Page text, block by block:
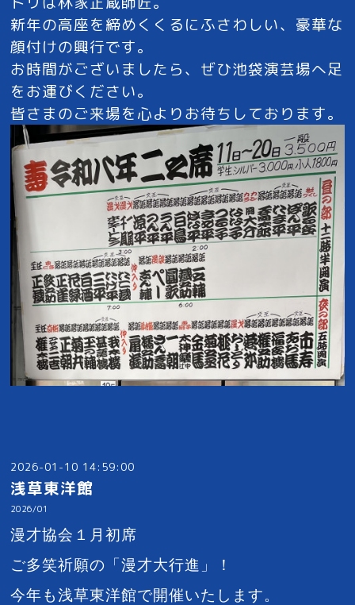
新年の高座を締めくくるにふさわしい、豪華な
顔付けの興行です。
お時間がございましたら、ぜひ池袋演芸場へ足
をお運びください。
皆さまのご来場を心よりお待ちしております。
2026-01-10 14:59:00
浅草東洋館
2026/01
漫才協会１月初席
ご多笑祈願の「漫才大行進」！
今年も浅草東洋館で開催いたします。